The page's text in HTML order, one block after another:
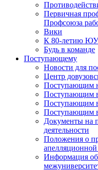
Первичная
Профсоюза
Вики
К 80-летию
Будь в команде
Поступающему
Новости для
Центр
Поступающим
Поступающим
Поступающим
Поступающим
Документы на
деятельности
Положения о
Информация